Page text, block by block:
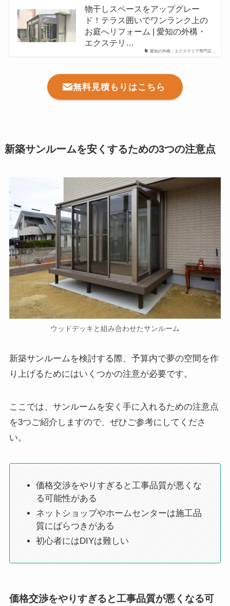
愛知の外構・エクステリア専門店 …
物干しスペースをアップグレー
ド！テラス囲いでワンランク上の
お庭へリフォーム | 愛知の外構・
エクステリ…
無料見積もりはこちら
新築サンルームを安くするための3つの注意点
ウッドデッキと組み合わせたサンルーム
新築サンルームを検討する際、予算内で夢の空間を作
り上げるためにはいくつかの注意が必要です。
ここでは、サンルームを安く手に入れるための注意点
を3つご紹介しますので、ぜひご参考にしてくださ
い。
価格交渉をやりすぎると工事品質が悪くな
る可能性がある
ネットショップやホームセンターは施工品
質にばらつきがある
初心者にはDIYは難しい
価格交渉をやりすぎると工事品質が悪くなる可